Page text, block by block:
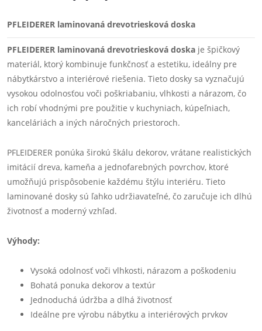
PFLEIDERER laminovaná drevotriesková doska
PFLEIDERER laminovaná drevotriesková doska je špičkový
materiál, ktorý kombinuje funkčnosť a estetiku, ideálny pre
nábytkárstvo a interiérové riešenia. Tieto dosky sa vyznačujú
vysokou odolnosťou voči poškriabaniu, vlhkosti a nárazom, čo
ich robí vhodnými pre použitie v kuchyniach, kúpeľniach,
kanceláriách a iných náročných priestoroch.
PFLEIDERER ponúka širokú škálu dekorov, vrátane realistických
imitácií dreva, kameňa a jednofarebných povrchov, ktoré
umožňujú prispôsobenie každému štýlu interiéru. Tieto
laminované dosky sú ľahko udržiavateľné, čo zaručuje ich dlhú
životnosť a moderný vzhľad.
Výhody:
Vysoká odolnosť voči vlhkosti, nárazom a poškodeniu
Bohatá ponuka dekorov a textúr
Jednoduchá údržba a dlhá životnosť
Ideálne pre výrobu nábytku a interiérových prvkov